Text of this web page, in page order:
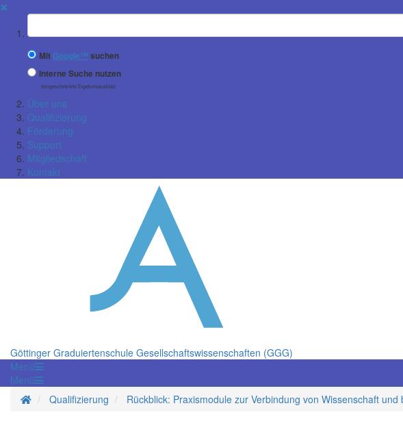
✖
Suchbegriff
Mit Google™ suchen
Interne Suche nutzen
(eingeschränkte Ergebnisqualität)
Über uns
Qualifizierung
Förderung
Support
Mitgliedschaft
Kontakt
Göttinger Graduiertenschule Gesellschaftswissenschaften (GGG)
Menü
Menü
Startseite
Qualifizierung Rückblick: Praxismodule zur Verbindung von Wissenschaft